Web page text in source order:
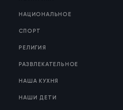
НАЦИОНАЛЬНОЕ
СПОРТ
РЕЛИГИЯ
РАЗВЛЕКАТЕЛЬНОЕ
НАША КУХНЯ
НАШИ ДЕТИ